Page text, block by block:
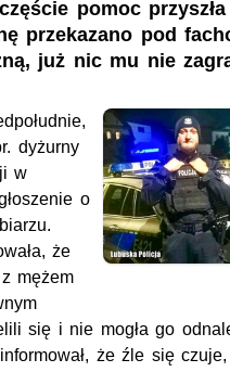
pomoc
przekazano pod
już nic mu nie
dyżurny
w
o
że
mężem
się i nie mogła go
że źle się czuje,